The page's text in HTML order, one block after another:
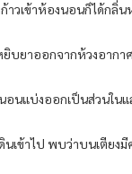
าวเข้าห้องนอนก็ได้กลิ่
ยิบยาออกจากห้วงอาก
อนแบ่งออกเป็นส่วนใน
ดินเข้าไป พบว่าบนเตีย